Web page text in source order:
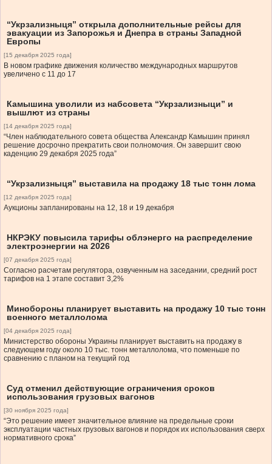
“Укрзализныця” открыла дополнительные рейсы для
эвакуации из Запорожья и Днепра в страны Западной
Европы
[15 декабря 2025 года]
В новом графике движения количество международных маршрутов
увеличено с 11 до 17
Камышина уволили из набсовета “Укрзализныци” и
вышлют из страны
[14 декабря 2025 года]
“Член наблюдательного совета общества Александр Камышин принял
решение досрочно прекратить свои полномочия. Он завершит свою
каденцию 29 декабря 2025 года”
“Укрзализныця” выставила на продажу 18 тыс тонн лома
[12 декабря 2025 года]
Аукционы запланированы на 12, 18 и 19 декабря
НКРЭКУ повысила тарифы облэнерго на распределение
электроэнергии на 2026
[07 декабря 2025 года]
Согласно расчетам регулятора, озвученным на заседании, средний рост
тарифов на 1 этапе составит 3,2%
Минобороны планирует выставить на продажу 10 тыс тонн
военного металлолома
[04 декабря 2025 года]
Министерство обороны Украины планирует выставить на продажу в
следующем году около 10 тыс. тонн металлолома, что поменьше по
сравнению с планом на текущий год
Суд отменил действующие ограничения сроков
использования грузовых вагонов
[30 ноября 2025 года]
“Это решение имеет значительное влияние на предельные сроки
эксплуатации частных грузовых вагонов и порядок их использования сверх
нормативного срока”